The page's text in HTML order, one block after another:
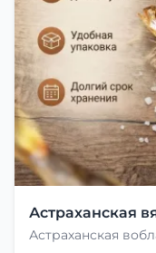
Астраханская
Астраханская